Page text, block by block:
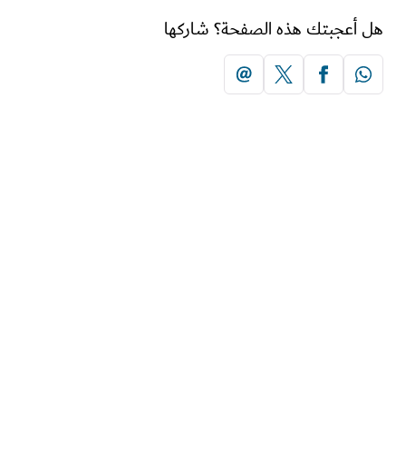
هذه الصفحة؟ شاركها